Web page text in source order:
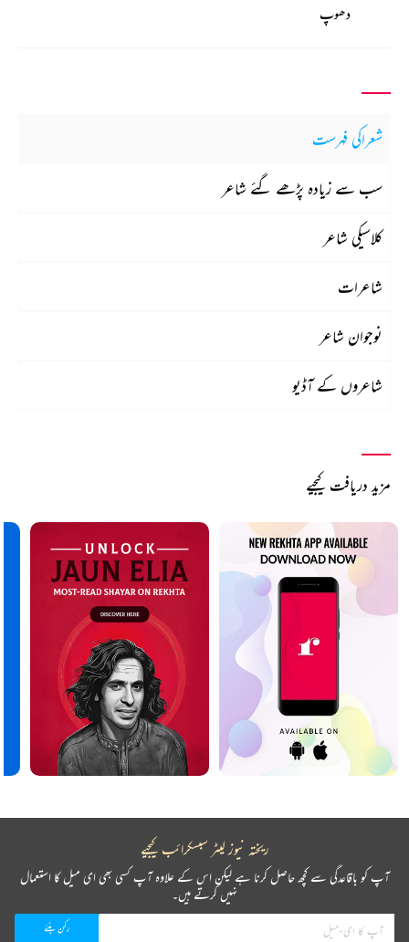
دھوپ
شعراکی فہرست
سب سے زیادہ پڑھے گئے شاعر
کلاسیکی شاعر
شاعرات
نوجوان شاعر
شاعروں کے آڈیو
مزید دریافت کیجیے
ریختہ نیوز لیٹر سبسکرائب کیجیے
آپ کو باقاعدگی سے کچھ حاصل کرنا ہے لیکن اس کے علاوہ آپ کسی بھی ای میل کا استعمال
نہیں کرتے ہیں۔